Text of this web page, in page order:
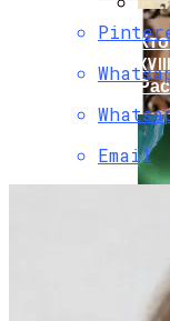
Email